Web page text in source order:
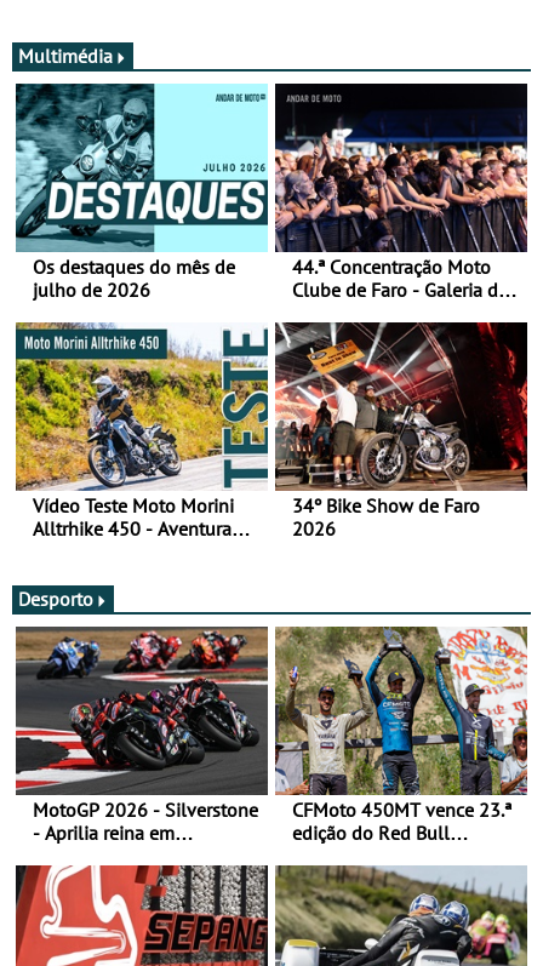
Multimédia
Os destaques do mês de
julho de 2026
44.ª Concentração Moto
Clube de Faro - Galeria de
Vídeo Teste Moto Morini
Alltrhike 450 - Aventura
34º Bike Show de Faro
2026
Desporto
MotoGP 2026 - Silverstone
- Aprilia reina em
liderança
CFMoto 450MT vence 23.ª
edição do Red Bull
Categorias Adventure -
Vitória na Ultimate, Core e
Lite